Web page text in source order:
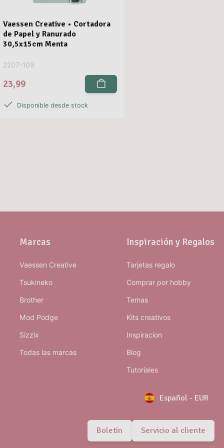
Vaessen Creative • Cortadora
de Papel y Ranurado
30,5x15cm Menta
2207-109
23,99
Disponible desde stock
Marcas
Vaessen Creative
Tsukineko
Brother
Mod Podge
Sizzix
Todas las marcas
Inspiración y Regalos
Tarjetas regalo
Comprar por hobby
Temas
Kits creativos
Inspiracion
Blog
Tutoriales
Español - EUR
Boletín Servicio al cliente